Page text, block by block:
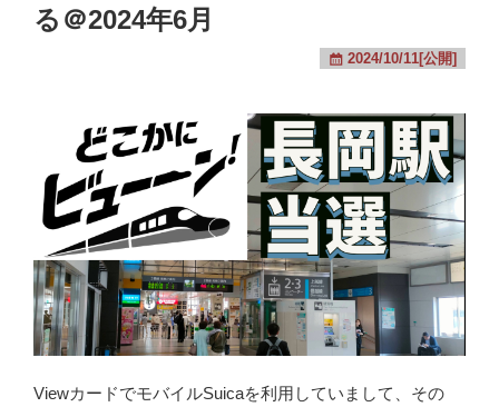
る＠2024年6月
2024/10/11[公開]
ViewカードでモバイルSuicaを利用していまして、その